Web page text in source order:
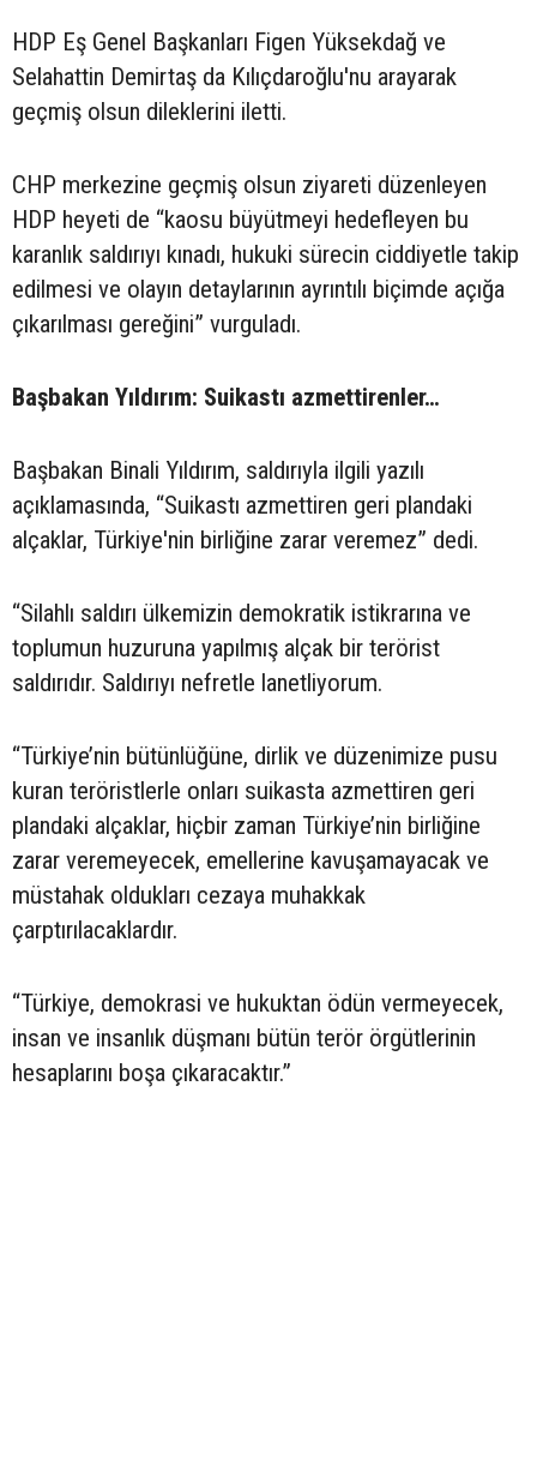
HDP Eş Genel Başkanları Figen Yüksekdağ ve
Selahattin Demirtaş da Kılıçdaroğlu'nu arayarak
geçmiş olsun dileklerini iletti.
CHP merkezine geçmiş olsun ziyareti düzenleyen
HDP heyeti de “kaosu büyütmeyi hedefleyen bu
karanlık saldırıyı kınadı, hukuki sürecin ciddiyetle takip
edilmesi ve olayın detaylarının ayrıntılı biçimde açığa
çıkarılması gereğini” vurguladı.
Başbakan Yıldırım: Suikastı azmettirenler…
Başbakan Binali Yıldırım, saldırıyla ilgili yazılı
açıklamasında, “Suikastı azmettiren geri plandaki
alçaklar, Türkiye'nin birliğine zarar veremez” dedi.
“Silahlı saldırı ülkemizin demokratik istikrarına ve
toplumun huzuruna yapılmış alçak bir terörist
saldırıdır. Saldırıyı nefretle lanetliyorum.
“Türkiye’nin bütünlüğüne, dirlik ve düzenimize pusu
kuran teröristlerle onları suikasta azmettiren geri
plandaki alçaklar, hiçbir zaman Türkiye’nin birliğine
zarar veremeyecek, emellerine kavuşamayacak ve
müstahak oldukları cezaya muhakkak
çarptırılacaklardır.
“Türkiye, demokrasi ve hukuktan ödün vermeyecek,
insan ve insanlık düşmanı bütün terör örgütlerinin
hesaplarını boşa çıkaracaktır.”